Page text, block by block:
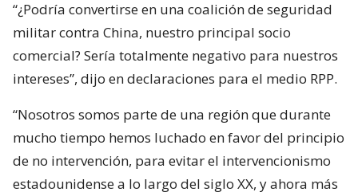
“¿Podría convertirse en una coalición de seguridad
militar contra China, nuestro principal socio
comercial? Sería totalmente negativo para nuestros
intereses”, dijo en declaraciones para el medio RPP.
“Nosotros somos parte de una región que durante
mucho tiempo hemos luchado en favor del principio
de no intervención, para evitar el intervencionismo
estadounidense a lo largo del siglo XX, y ahora más